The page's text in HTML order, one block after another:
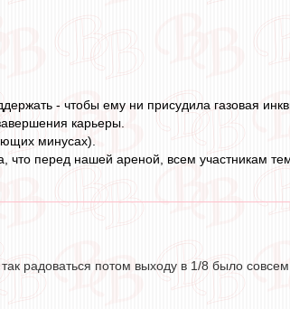
- чтобы ему ни присудила газовая
карьеры.
минусах).
что перед нашей ареной, всем участникам
радоваться потом выходу в 1/8 было